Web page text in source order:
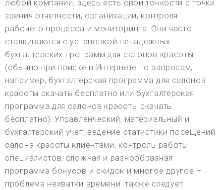
любой компании, здесь есть свои тонкости с точки
зрения отчетности, организации, контроля
рабочего процесса и мониторинга. Они часто
сталкиваются с установкой ненадежных
бухгалтерских программ для салонов красоты
(обычно при поиске в Интернете по запросам,
например, бухгалтерская программа для салонов
красоты скачать бесплатно или бухгалтерская
программа для салонов красоты скачать
бесплатно). Управленческий, материальный и
бухгалтерский учет, ведение статистики посещений
салона красоты клиентами, контроль работы
специалистов, сложная и разнообразная
программа бонусов и скидок и многое другое –
проблема нехватки времени. также следует